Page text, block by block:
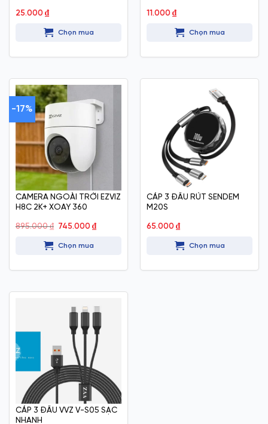
25.000 ₫
Chọn mua
11.000 ₫
Chọn mua
-17%
CAMERA NGOÀI TRỜI EZVIZ
H8C 2K+ XOAY 360
895.000₫ Giá
là:
895.000 ₫.
745.000 ₫Giá
Chọn mua
CÁP 3 ĐẦU RÚT SENDEM
M20S
65.000 ₫
Chọn mua
CÁP 3 ĐẦU VVZ V-S05 SẠC
NHANH